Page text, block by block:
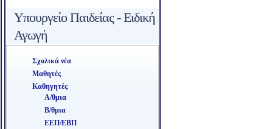
Υπουργείο Παιδείας - Ειδική
Αγωγή
Σχολικά νέα
Μαθητές
Καθηγητές
Α/θμια
Β/θμια
ΕΕΠ/ΕΒΠ